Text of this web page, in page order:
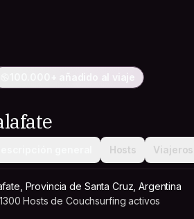
100.000+ añadido al viaje
Hosts Viajeros
Provincia de Santa Cruz, Argentina
1300 Hosts de Couchsurfing activos